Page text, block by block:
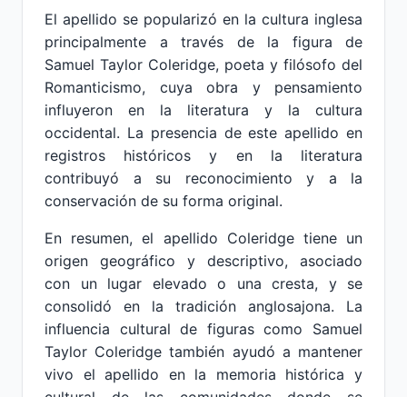
El apellido se popularizó en la cultura inglesa
principalmente a través de la figura de
Samuel Taylor Coleridge, poeta y filósofo del
Romanticismo, cuya obra y pensamiento
influyeron en la literatura y la cultura
occidental. La presencia de este apellido en
registros históricos y en la literatura
contribuyó a su reconocimiento y a la
conservación de su forma original.
En resumen, el apellido Coleridge tiene un
origen geográfico y descriptivo, asociado
con un lugar elevado o una cresta, y se
consolidó en la tradición anglosajona. La
influencia cultural de figuras como Samuel
Taylor Coleridge también ayudó a mantener
vivo el apellido en la memoria histórica y